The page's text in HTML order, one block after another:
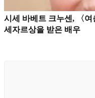
시세 바베트 크누센, 〈
세자르상을 받은 배우